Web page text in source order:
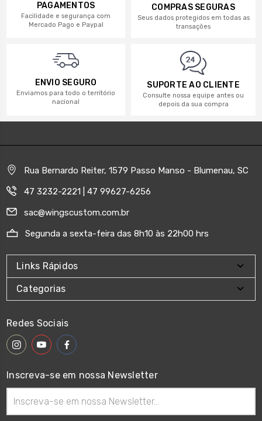
PAGAMENTOS
Facilidade e segurança com
Mercado Pago e Paypal
COMPRAS SEGURAS
Seus dados protegidos em todas as
transações
ENVIO SEGURO
Enviamos para todo o território
nacional
SUPORTE AO CLIENTE
Consulte nossa equipe antes ou
depois da sua compra
Rua Bernardo Reiter, 1579 Passo Manso - Blumenau, SC
47 3232-2221 | 47 99627-6256
sac@wingscustom.com.br
Segunda a sexta-feira das 8h10 às 22h00 hrs
Links Rápidos
Categorias
Redes Sociais
Inscreva-se em nossa Newsletter
de
email